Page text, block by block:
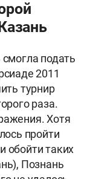
подать
2011
турнир
раза.
Хотя
пройти
обойти таких
Познань